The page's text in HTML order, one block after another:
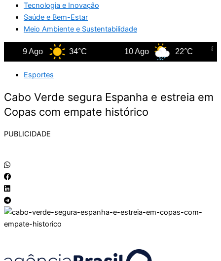
Tecnologia e Inovação
Saúde e Bem-Estar
Meio Ambiente e Sustentabilidade
9 Ago 34°C 10 Ago 22°C
Esportes
Cabo Verde segura Espanha e estreia em
Copas com empate histórico
PUBLICIDADE